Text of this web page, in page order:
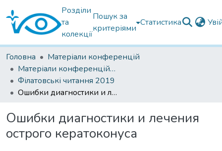
Розділи
та
колекції
Пошук за
критеріями
Статистика
Головна
Матеріали конференцій
Матеріали конференцій Інституту Філатова
Філатовські читання 2019
Ошибки диагностики и лечения острого кератоконуса
Ошибки диагностики и лечения
острого кератоконуса